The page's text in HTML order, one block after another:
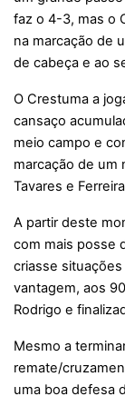
faz o 4-3, mas o
na marcação de
de cabeça e ao
O Crestuma a
cansaço
meio campo e
marcação de um
Tavares e
A partir deste
com mais posse
criasse
vantagem, aos
Rodrigo e
Mesmo a
remate/
uma boa defesa